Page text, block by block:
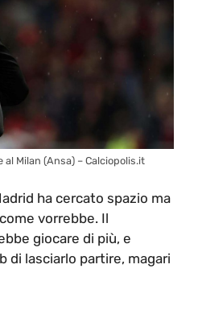
Milan (Ansa) – Calciopolis.it
ha cercato spazio ma
vorrebbe. Il
giocare di più, e
di lasciarlo partire, magari